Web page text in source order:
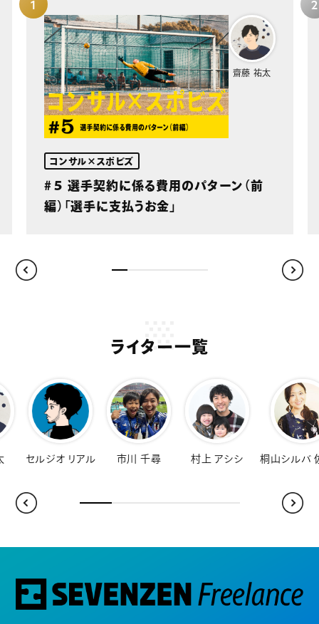
齋藤 祐太
コンサル×スポビズ
#５ 選手契約に係る費用のパターン（前
編）「選手に支払うお金」
ライター一覧
リアル 市川 千尋 村上 アシシ 桐山シルバ 佐知子